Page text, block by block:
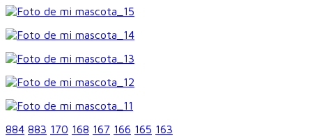
884 883 170 168 167 166 165 163